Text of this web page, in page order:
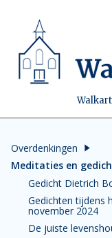
Overdenkingen
Meditaties en
Gedicht Dietrich
Gedichten tijdens
november 2024
De juiste